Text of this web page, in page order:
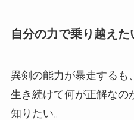
自分の力で乗り越えた
異剣の能力が暴走するも
生き続けて何が正解なの
知りたい。